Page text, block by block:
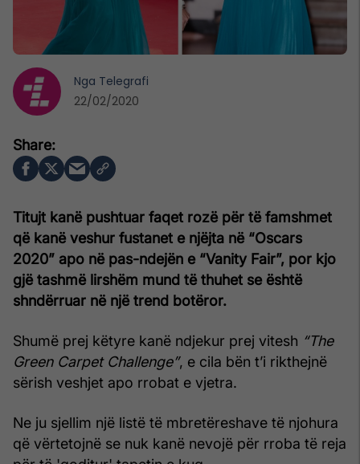
Titujt kanë pushtuar faqet rozë për të famshmet
që kanë veshur fustanet e njëjta në “Oscars
2020” apo në pas-ndejën e “Vanity Fair”, por kjo
gjë tashmë lirshëm mund të thuhet se është
shndërruar në një trend botëror.
Shumë prej këtyre kanë ndjekur prej vitesh “The
Green Carpet Challenge”, e cila bën t’i rikthejnë
sërish veshjet apo rrobat e vjetra.
Ne ju sjellim një listë të mbretëreshave të njohura
që vërtetojnë se nuk kanë nevojë për rroba të reja
Nga Telegrafi
22/02/2020